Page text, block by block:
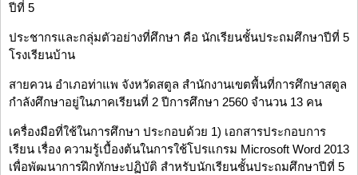
ปีที่ 5
ประชากรและกลุ่มตัวอย่างที่ศึกษา คือ นักเรียนชั้นประถมศึกษาปีที่ 5
โรงเรียนบ้าน
สายควน อำเภอท่าแพ จังหวัดสตูล สำนักงานเขตพื้นที่การศึกษาสตูล
กำลังศึกษาอยู่ในภาคเรียนที่ 2 ปีการศึกษา 2560 จำนวน 13 คน
เครื่องมือที่ใช้ในการศึกษา ประกอบด้วย 1) เอกสารประกอบการ
เรียน เรื่อง ความรู้เบื้องต้นในการใช้โปรแกรม Microsoft Word 2013
เพื่อพัฒนาการฝึกทักษะปฏิบัติ สำหรับนักเรียนชั้นประถมศึกษาปีที่ 5